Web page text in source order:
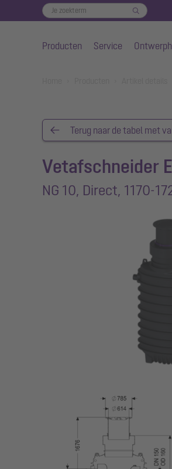
Producten Service
Terug naar de tabel met
Vetafschneider
NG 10, Direct, 1170-